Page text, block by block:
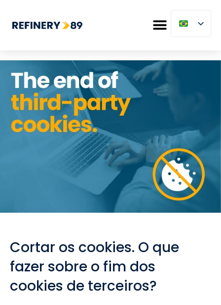
Cortar os cookies. O que
fazer sobre o fim dos
cookies de terceiros?